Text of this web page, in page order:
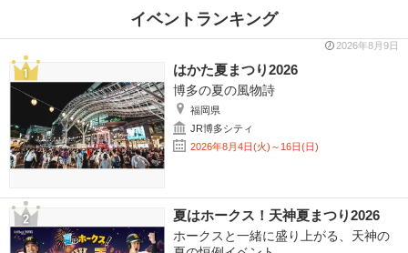
イベントランキング
2026年8月9日
はかた夏まつり2026
博多の夏の風物詩
福岡県
JR博多シティ
2026年8月4日(火)～16日(日)
夏はホークス！天神夏まつり2026
ホークスと一緒に盛り上がる、天神の